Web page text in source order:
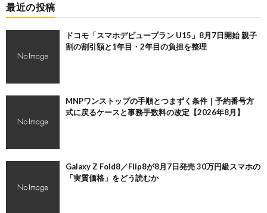
最近の投稿
ドコモ「スマホデビュープラン U15」8月7日開始 親子
割の割引額と1年目・2年目の負担を整理
MNPワンストップの手順とつまずく条件｜予約番号方
式に戻るケースと事務手数料の改定【2026年8月】
Galaxy Z Fold8／Flip8が8月7日発売 30万円級スマホの
「実質価格」をどう読むか